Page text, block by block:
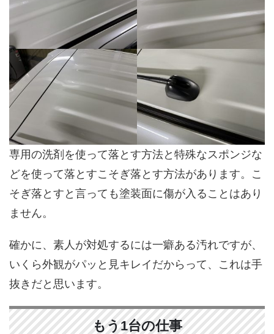
専用の洗剤を使って落とす方法と特殊なスポンジな
どを使って落とすこそぎ落とす方法があります。こ
そぎ落とすと言っても塗装面に傷が入ることはあり
ません。
確かに、素人が対処するには一癖ある汚れですが、
いくら外観がパッと見キレイだからって、これは手
抜きだと思います。
もう1台の仕事